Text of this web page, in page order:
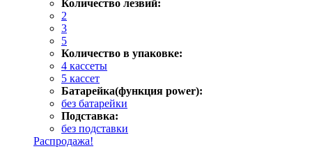
Количество лезвий:
2
3
5
Количество в упаковке:
4 кассеты
5 кассет
Батарейка(функция power):
без батарейки
Подставка:
без подставки
Распродажа!